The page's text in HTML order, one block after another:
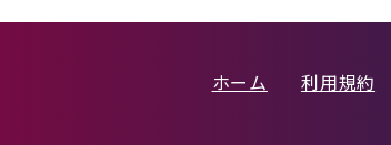
ホーム 利用規約